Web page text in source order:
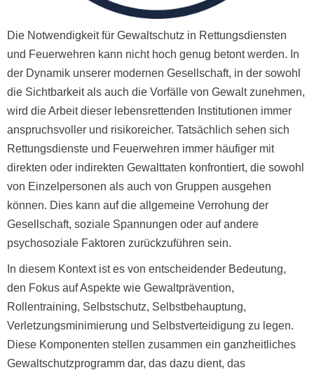
Die Notwendigkeit für Gewaltschutz in Rettungsdiensten
und Feuerwehren kann nicht hoch genug betont werden. In
der Dynamik unserer modernen Gesellschaft, in der sowohl
die Sichtbarkeit als auch die Vorfälle von Gewalt zunehmen,
wird die Arbeit dieser lebensrettenden Institutionen immer
anspruchsvoller und risikoreicher. Tatsächlich sehen sich
Rettungsdienste und Feuerwehren immer häufiger mit
direkten oder indirekten Gewalttaten konfrontiert, die sowohl
von Einzelpersonen als auch von Gruppen ausgehen
können. Dies kann auf die allgemeine Verrohung der
Gesellschaft, soziale Spannungen oder auf andere
psychosoziale Faktoren zurückzuführen sein.
In diesem Kontext ist es von entscheidender Bedeutung,
den Fokus auf Aspekte wie Gewaltprävention,
Rollentraining, Selbstschutz, Selbstbehauptung,
Verletzungsminimierung und Selbstverteidigung zu legen.
Diese Komponenten stellen zusammen ein ganzheitliches
Gewaltschutzprogramm dar, das dazu dient, das